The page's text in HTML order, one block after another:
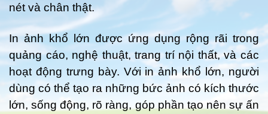
nét và chân thật.
In ảnh khổ lớn được ứng dụng rộng rãi trong
quảng cáo, nghệ thuật, trang trí nội thất, và các
hoạt động trưng bày. Với in ảnh khổ lớn, người
dùng có thể tạo ra những bức ảnh có kích thước
lớn, sống động, rõ ràng, góp phần tạo nên sự ấn